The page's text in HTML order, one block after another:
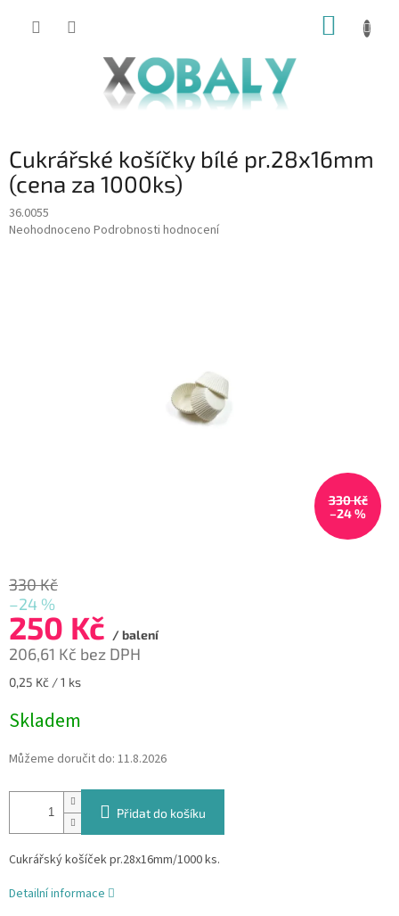
KOŠÍK
Cukrářské košíčky bílé pr.28x16mm
(cena za 1000ks)
36.0055
Průměrné
Neohodnoceno Podrobnosti hodnocení
330 Kč
–24 %
330 Kč
–24 %
250 Kč / balení
206,61 Kč bez DPH
Měrná
0,25 Kč / 1 ks
Skladem
Můžeme doručit do: 11.8.2026
Přidat do košíku
Cukrářský košíček pr.28x16mm/1000 ks.
Detailní informace